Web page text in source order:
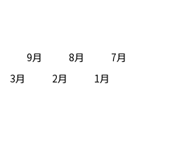
9月 8月
7月
3月 2月
1月